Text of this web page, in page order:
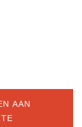
AAN